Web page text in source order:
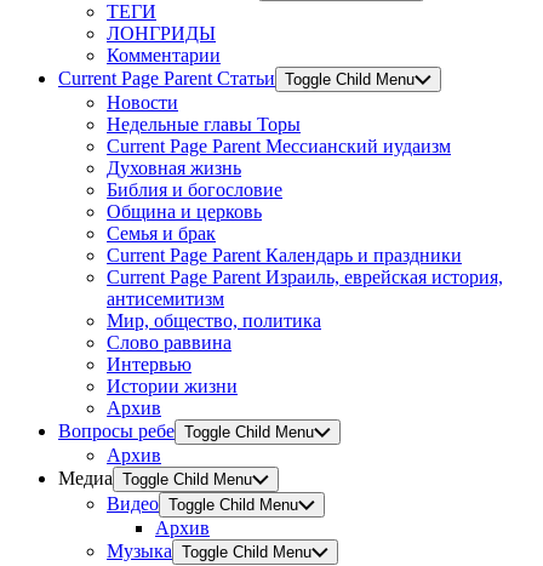
ТЕГИ
ЛОНГРИДЫ
Комментарии
Current Page Parent Статьи Toggle Child Menu
Новости
Недельные главы Торы
Current Page Parent Мессианский иудаизм
Духовная жизнь
Библия и богословие
Община и церковь
Семья и брак
Current Page Parent Календарь и праздники
Current Page Parent Израиль, еврейская история,
антисемитизм
Мир, общество, политика
Слово раввина
Интервью
Истории жизни
Архив
Вопросы ребе Toggle Child Menu
Архив
Медиа Toggle Child Menu
Видео Toggle Child Menu
Архив
Музыка Toggle Child Menu